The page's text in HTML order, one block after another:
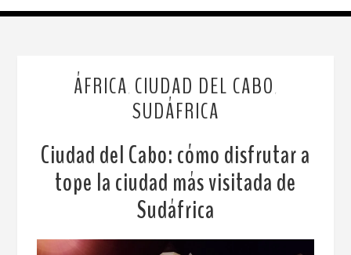
ÁFRICA CIUDAD DEL CABO
SUDÁFRICA
Ciudad del Cabo: cómo disfrutar a
tope la ciudad más visitada de
Sudáfrica